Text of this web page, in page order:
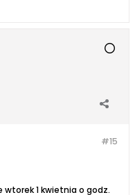
#15
1 kwietnia o godz.